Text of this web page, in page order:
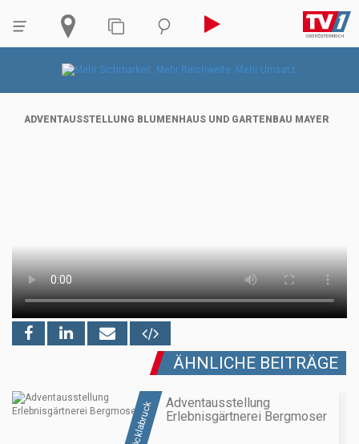
ADVENTAUSSTELLUNG BLUMENHAUS UND GARTENBAU MAYER
ÄHNLICHE BEITRÄGE
Vöcklabruck
Adventausstellung
Erlebnisgärtnerei Bergmoser